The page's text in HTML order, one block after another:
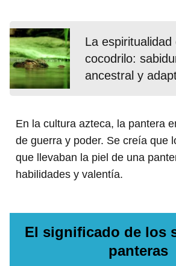
La espiritualidad
cocodrilo:
ancestral y
En la cultura azteca, la pantera
de guerra y poder. Se creía que
que llevaban la piel de una
habilidades y valentía.
El significado de los
panteras